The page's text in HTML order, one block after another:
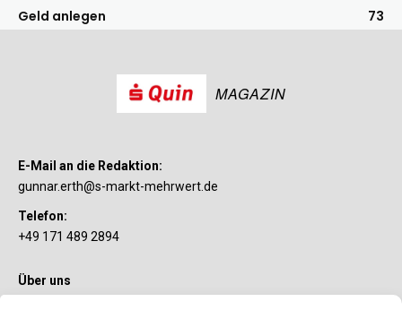
Geld anlegen
73
MAGAZIN
E-Mail an die Redaktion:
gunnar.erth@s-markt-mehrwert.de
Telefon:
+49 171 489 2894
Über uns